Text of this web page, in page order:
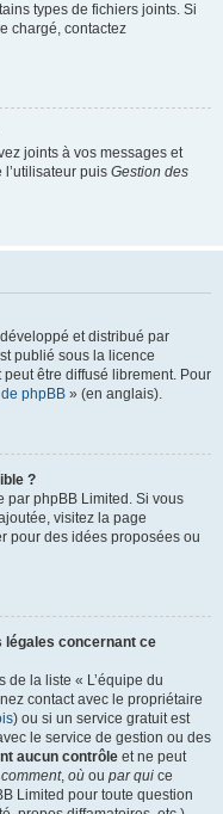
types de fichiers joints. Si
chargé, contactez
joints à vos messages et
puis Gestion des
et distribué par
publié sous la licence
être diffusé librement. Pour
phpBB » (en anglais).
?
par phpBB Limited. Si vous
visitez la page
pour des idées proposées ou
légales concernant ce
de la liste « L’équipe du
contact avec le propriétaire
) ou si un service gratuit est
le service de gestion ou des
aucun contrôle et ne peut
comment, où ou par qui ce
Limited pour toute question